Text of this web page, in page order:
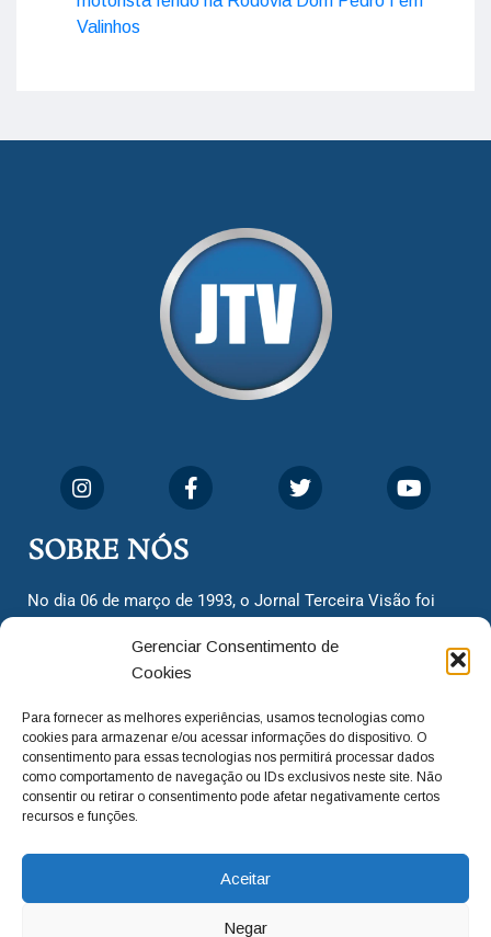
Gerenciar Consentimento de
Cookies
Para fornecer as melhores experiências, usamos tecnologias como
cookies para armazenar e/ou acessar informações do dispositivo. O
consentimento para essas tecnologias nos permitirá processar dados
como comportamento de navegação ou IDs exclusivos neste site. Não
consentir ou retirar o consentimento pode afetar negativamente certos
recursos e funções.
Aceitar
Negar
Valinhos
SOBRE NÓS
No dia 06 de março de 1993, o Jornal Terceira Visão foi
cidadãos valinhenses, já que naquela época só existiam
dois jornais. Há mais de 30 anos, o jornal continua
com o foco de trazer as melhores notícias. Nunca
deixamos de lado as necessidades do cidadão, sempre
questionando os órgãos públicos em busca de melhorias
para a cidade e sempre cobrando resoluções para casos
adm@jtv.com.br (19) 3929-6225